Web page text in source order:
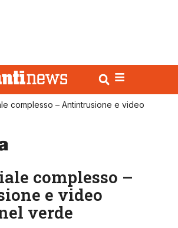
complesso – Antintrusione e video
complesso –
e video
verde